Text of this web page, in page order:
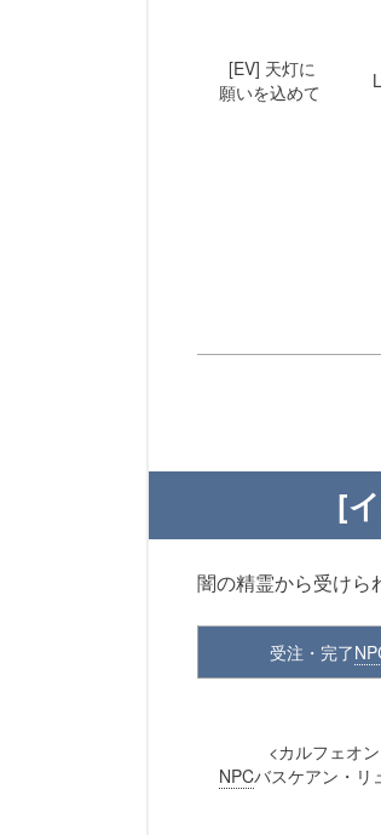
[EV] 天灯に
願いを込めて
[
闇の精霊から受けら
受注・完了
<カルフェオ
NPCバスケアン・リ